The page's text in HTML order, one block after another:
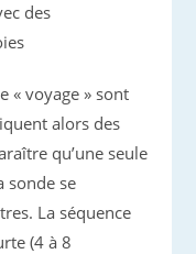
des
« voyage » sont
alors des
qu’une seule
sonde se
La séquence
(4 à 8